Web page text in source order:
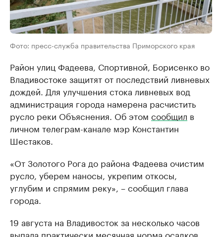
Фото: пресс-служба правительства Приморского края
Район улиц Фадеева, Спортивной, Борисенко во
Владивостоке защитят от последствий ливневых
дождей. Для улучшения стока ливневых вод
администрация города намерена расчистить
русло реки Объяснения. Об этом сообщил в
личном телеграм-канале мэр Константин
Шестаков.
«От Золотого Рога до района Фадеева очистим
русло, уберем наносы, укрепим откосы,
углубим и спрямим реку», – сообщил глава
города.
19 августа на Владивосток за несколько часов
выпала практически месячная норма осадков